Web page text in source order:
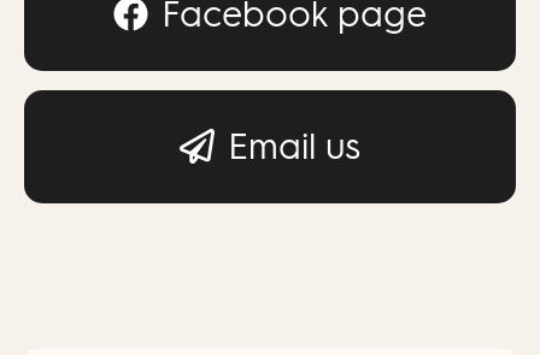
Facebook page
Email us